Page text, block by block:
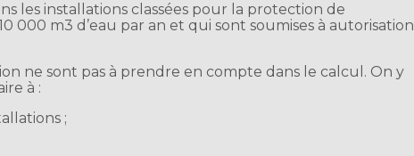
les installations classées pour la protection de
000 m3 d’eau par an et qui sont soumises à autorisation
ne sont pas à prendre en compte dans le calcul. On y
à :
;